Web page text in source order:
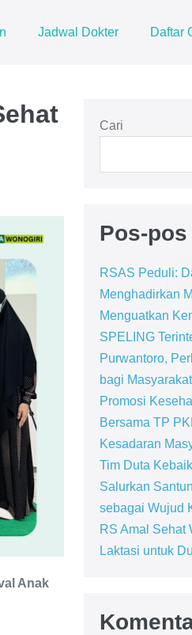
Jadwal Dokter Daftar
Anak
Cari
Pos-
RSAS Peduli:
Menghadirkan
Menguatkan
SPELING
Purwantoro,
bagi Masyarakat
Promosi
Bersama TP
Kesadaran
Tim Duta
Salurkan
sebagai Wujud
RS Amal Sehat
Laktasi untuk